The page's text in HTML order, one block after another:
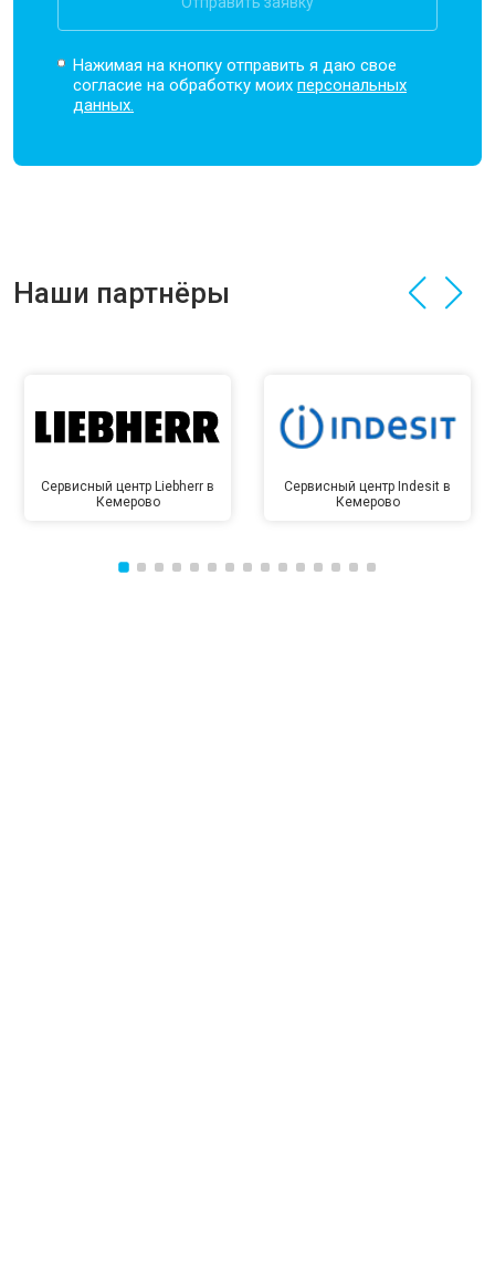
Нажимая на кнопку отправить я даю свое
согласие на обработку моихперсональных
данных.
Наши партнёры
Сервисный центр Liebherr в
Кемерово
Сервисный центр Indesit в
Кемерово